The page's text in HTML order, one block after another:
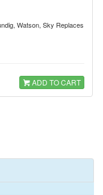
Watson, Sky Replaces
ADD TO CART